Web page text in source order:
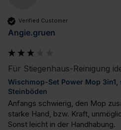
Verified Customer
Angie.gruen
Für Stiegenhaus-Reinigung
Wischmop-Set Power Mop
Steinböden
Anfangs schwierig, den Mop
starke Hand, bzw. Kraft,
Sonst leicht in der Handhabung.